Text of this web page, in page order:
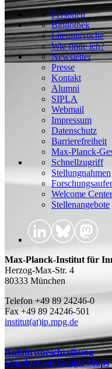
Personen
Bibliothek
Literatursuche
Wie finde ich?
Newsletter
Presse
Kontakt
Alumni
SIPLA
Webmail
Impressum
Datenschutz
Barrierefreiheit
Max-Planck-
Schnellzugriff
Stellungnahmen
Welcome Center
Stellenangebote
Max-Planck-Institut für
Herzog-Max-Str. 4
80333 München
Telefon +49 89 24246-0
Fax +49 89 24246-501
institut(at)ip.mpg.de
Anfahrtsbeschreibung
Standort auf Google Maps